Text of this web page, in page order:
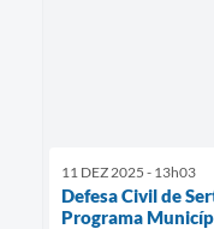
11 DEZ 2025 - 13h03
Defesa Civil de
Programa